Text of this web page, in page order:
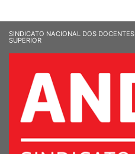
SINDICATO NACIONAL DOS
SUPERIOR